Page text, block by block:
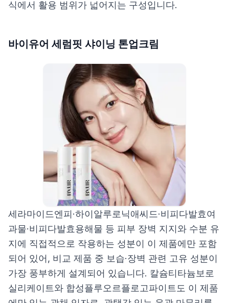
식에서 활용 범위가 넓어지는 구성입니다.
바이유어 세럼핏 샤이닝 톤업크림
세라마이드엔피·하이알루로닉애씨드·비피다발효여
과물·비피다발효용해물 등 피부 장벽 지지와 수분 유
지에 직접적으로 작용하는 성분이 이 제품에만 포함
되어 있어, 비교 제품 중 보습·장벽 관련 고유 성분이
가장 풍부하게 설계되어 있습니다. 칼슘티타늄보로
실리케이트와 합성플루오르플로고파이트도 이 제품